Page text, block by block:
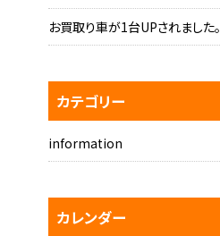
お買取り車が1台UPされました。
カテゴリー
information
カレンダー